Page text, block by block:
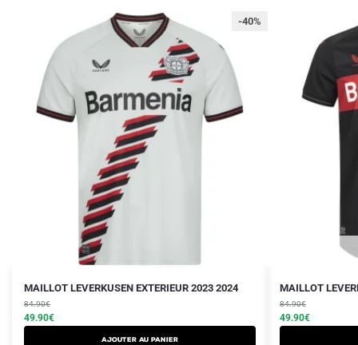
-40%
MAILLOT LEVERKUSEN EXTERIEUR 2023 2024
84.90€
Le
prix
initial
était :
49.90€
Le
prix
actuel
est :
Ajouter au panier
MAILLOT
84.90€
Le
prix
initial
était :
49.90€
Le
prix
actuel
est :